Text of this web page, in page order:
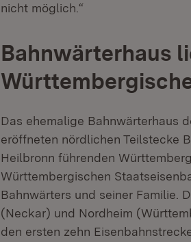
nicht möglich.“
Bahnwärterhaus
Das ehemalige Bahnwärterhaus
eröffneten nördlichen Teilstecke
Heilbronn führenden
Württembergischen
Bahnwärters und seiner Familie.
(Neckar) und Nordheim
den ersten zehn